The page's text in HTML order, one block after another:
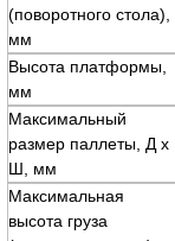
(поворотного стола),
мм
Высота платформы,
мм
Максимальный
размер паллеты, Д х
Ш, мм
Максимальная
высота груза